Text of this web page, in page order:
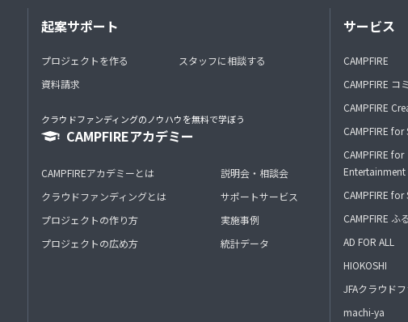
起案サポート
プロジェクトを作る
資料請求
スタッフに相談する
クラウドファンディングのノウハウを無料で学ぼう
CAMPFIREアカデミー
CAMPFIREアカデミーとは
クラウドファンディングとは
プロジェクトの作り方
プロジェクトの広め方
説明会・相談会
サポートサービス
実施事例
統計データ
サービス
CAMPFIRE
CAMPFIRE コ
CAMPFIRE
CAMPFIRE
CAMPFIRE for
Entertainment
CAMPFIRE
CAMPFIRE ふ
AD FOR ALL
HIOKOSHI
JFAクラウド
machi-ya